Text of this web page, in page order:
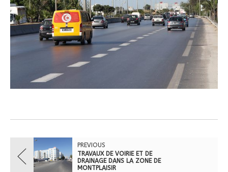
PREVIOUS
TRAVAUX DE VOIRIE ET DE
DRAINAGE DANS LA ZONE DE
MONTPLAISIR